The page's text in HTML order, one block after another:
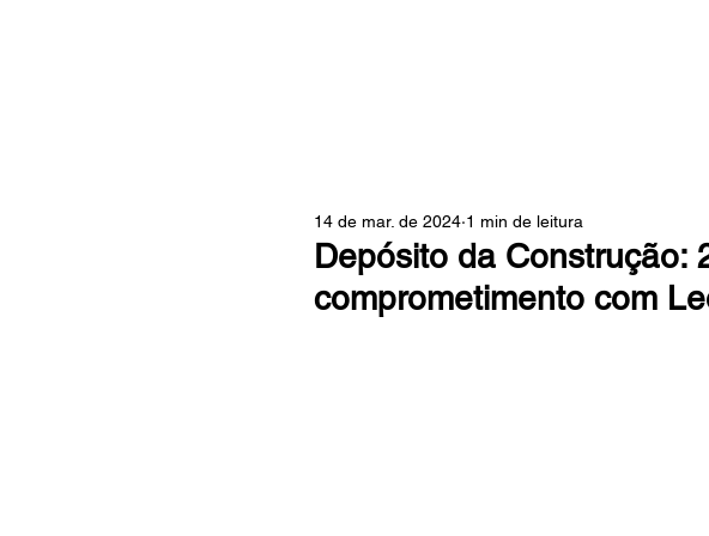
Depósito da Construção:
comprometimento com
14 de mar. de 2024 1 min de leitura